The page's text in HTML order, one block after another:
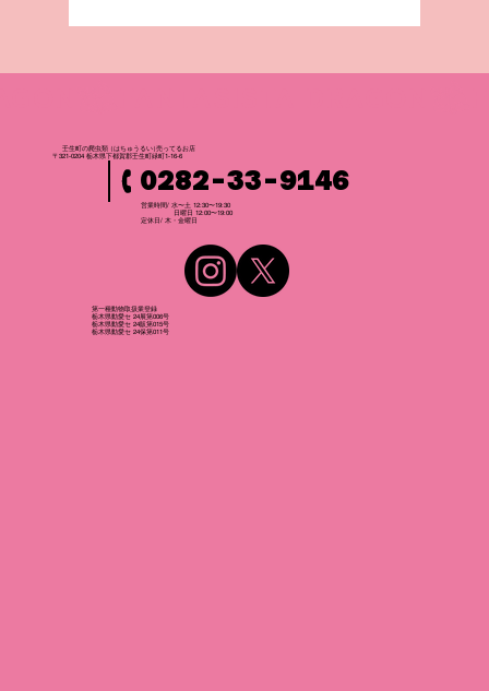
壬生町の爬虫類（はちゅうるい）売ってるお店
〒321-0204 栃木県下都賀郡壬生町緑町1-16-6
0282-33-9146
営業時間/ 水〜土 12:30〜19:30
日曜日 12:00〜19:00
​定休日/ 木・金曜日
第一種動物取扱業登録
栃木県動愛セ 24展第006号
栃木県動愛セ 24販第015号
栃木県動愛セ 24保第011号